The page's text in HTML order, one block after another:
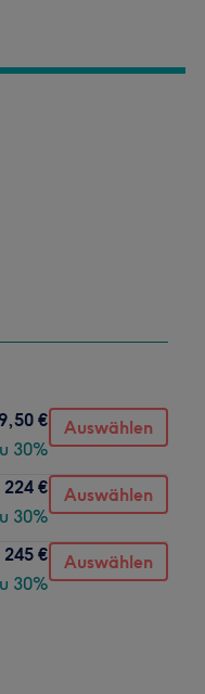
€
30%
Auswählen
224 €
30%
Auswählen
245 €
30%
Auswählen